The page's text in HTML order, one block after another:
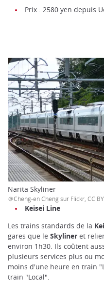
Prix : 2580 yen depuis
Narita Skyliner
＠Cheng-en Cheng sur Flickr, CC
Keisei Line
Les trains standards de la
gares que le Skyliner et
environ 1h30. Ils coûtent
plusieurs services plus ou
moins d'une heure en train
train "Local".